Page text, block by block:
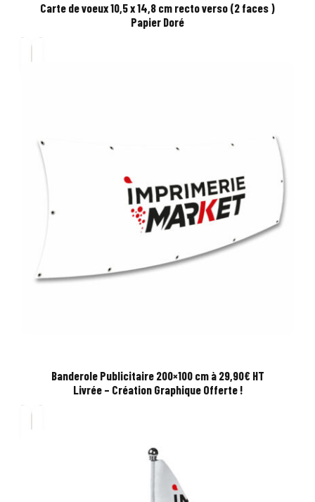
Carte de voeux 10,5 x 14,8 cm recto verso (2 faces )
Papier Doré
Banderole Publicitaire 200×100 cm à 29,90€ HT
Livrée – Création Graphique Offerte !